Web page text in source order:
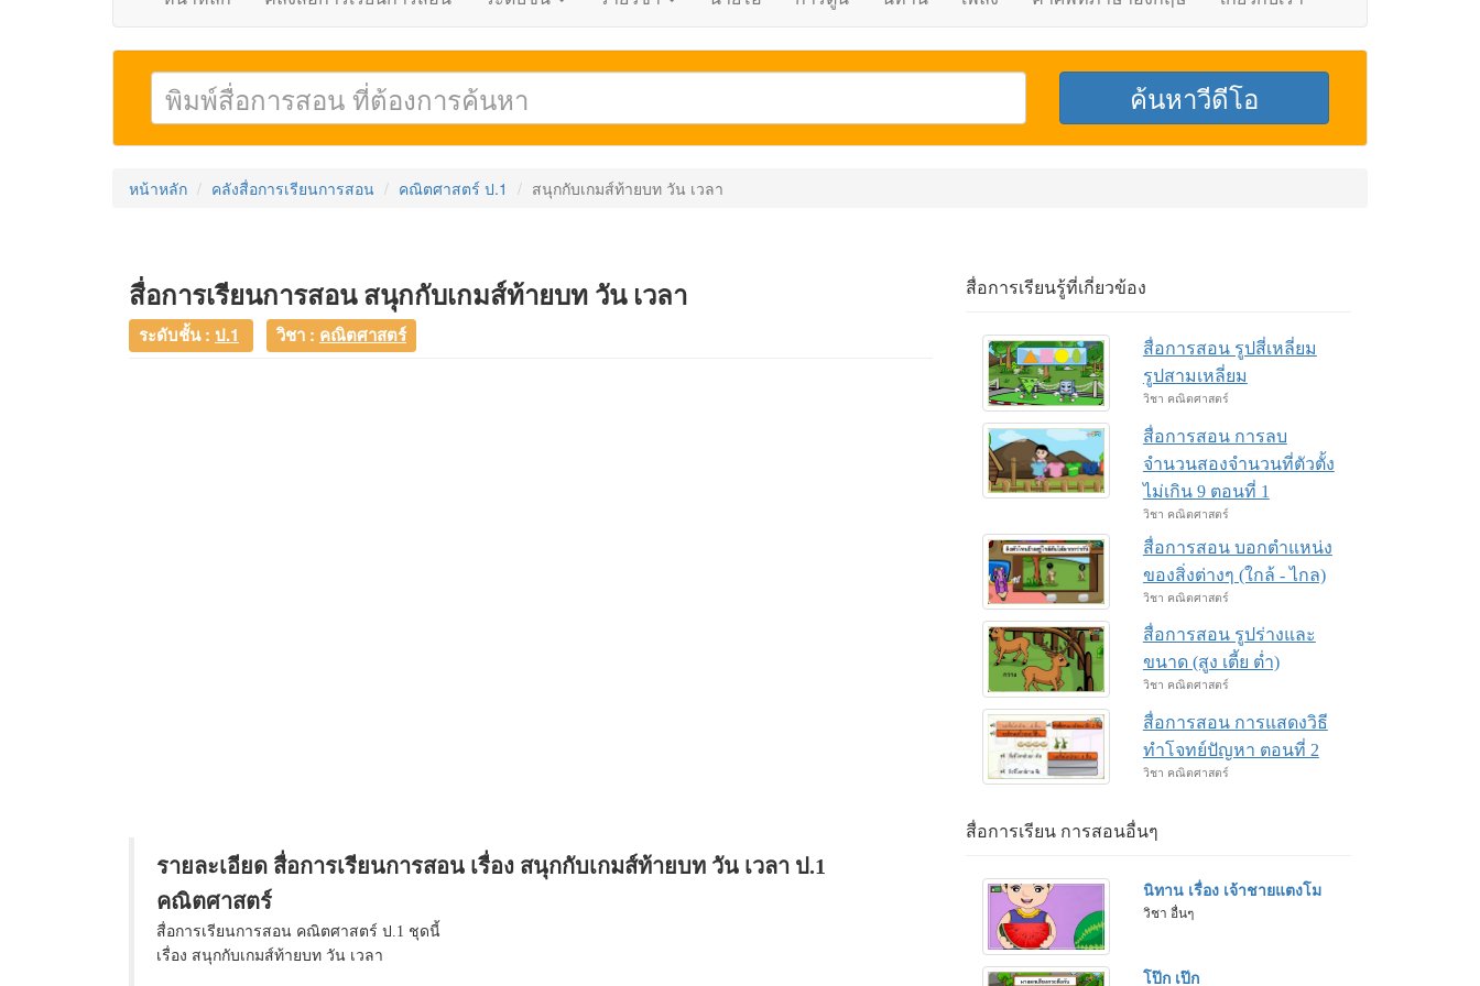
หน้าหลัก คลังสื่อการเรียนการสอน คณิตศาสตร์ ป.1 สนุกกับเกมส์ท้ายบท วัน เวลา
สื่อการเรียนการสอน สนุกกับเกมส์ท้ายบท วัน เวลา
ระดับชั้น : ป.1 วิชา : คณิตศาสตร์
รายละเอียด สื่อการเรียนการสอน เรื่อง สนุกกับเกมส์ท้ายบท วัน เวลา ป.1
คณิตศาสตร์
สื่อการเรียนการสอน คณิตศาสตร์ ป.1 ชุดนี้
เรื่อง สนุกกับเกมส์ท้ายบท วัน เวลา
สื่อการเรียนรู้ที่เกี่ยวข้อง
สื่อการสอน รูปสี่เหลี่ยม
รูปสามเหลี่ยม
วิชา คณิตศาสตร์
สื่อการสอน การลบ
จำนวนสองจำนวนที่ตัวตั้ง
ไม่เกิน 9 ตอนที่ 1
วิชา คณิตศาสตร์
สื่อการสอน บอกตำแหน่ง
ของสิ่งต่างๆ (ใกล้ - ไกล)
วิชา คณิตศาสตร์
สื่อการสอน รูปร่างและ
ขนาด (สูง เตี้ย ต่ำ)
วิชา คณิตศาสตร์
สื่อการสอน การแสดงวิธี
ทำโจทย์ปัญหา ตอนที่ 2
วิชา คณิตศาสตร์
สื่อการเรียน การสอนอื่นๆ
นิทาน เรื่อง เจ้าชายแตงโม
วิชา อื่นๆ
โป๊ก เป๊ก